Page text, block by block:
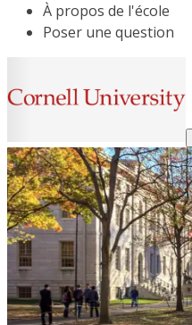
À propos de l'école
Poser une question